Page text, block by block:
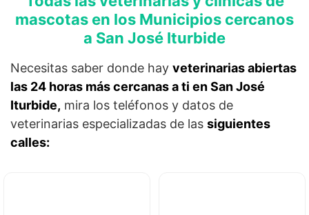
mascotas en los Municipios cercanos
a San José Iturbide
Necesitas saber donde hay veterinarias abiertas
las 24 horas más cercanas a ti en San José
Iturbide, mira los teléfonos y datos de
veterinarias especializadas de las siguientes
calles: